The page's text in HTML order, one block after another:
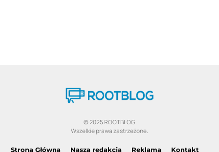
© 2025 ROOTBLOG
Wszelkie prawa zastrzeżone.
Strona Główna Nasza redakcja Reklama Kontakt